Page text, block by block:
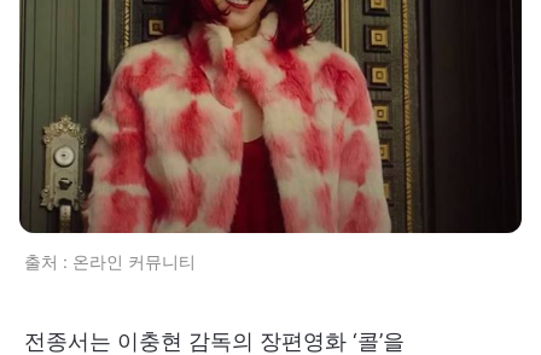
출처 : 온라인 커뮤니티
전종서는 이충현 감독의 장편영화 ‘콜’을